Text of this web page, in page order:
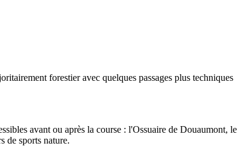
forestier avec quelques passages plus techniques
avant ou après la course : l'Ossuaire de Douaumont, le
de sports nature.